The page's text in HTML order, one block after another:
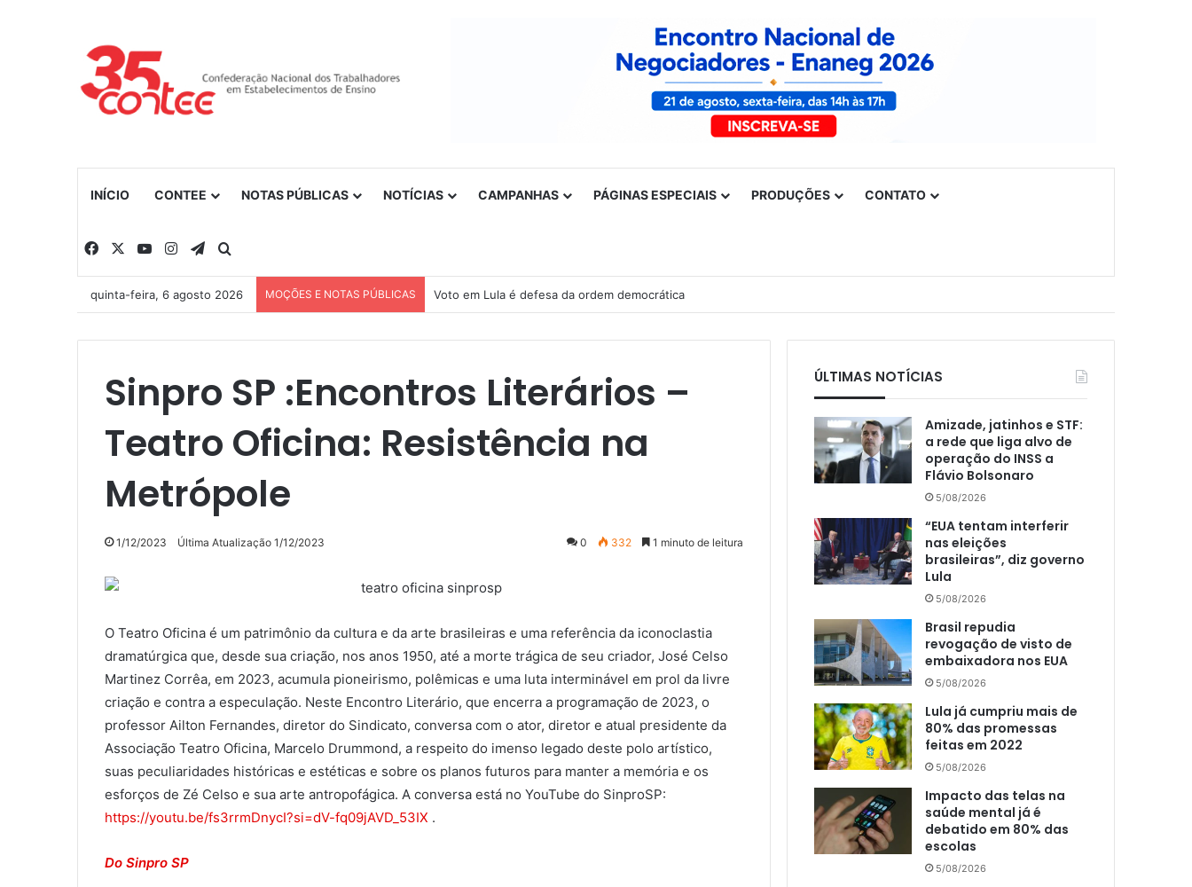
INÍCIO CONTEE NOTAS PÚBLICAS NOTÍCIAS CAMPANHAS PÁGINAS ESPECIAIS PRODUÇÕES CONTATO
Facebook YouTubeInstagramTelegram
quinta-feira, 6 agosto 2026 MOÇÕES E NOTAS PÚBLICAS Voto em Lula é defesa da ordem democrática
Sinpro SP :Encontros Literários –
Teatro Oficina: Resistência na
Metrópole
1/12/2023 Última Atualização 1/12/2023 0 332 1 minuto de leitura
O Teatro Oficina é um patrimônio da cultura e da arte brasileiras e uma referência da iconoclastia
dramatúrgica que, desde sua criação, nos anos 1950, até a morte trágica de seu criador, José Celso
Martinez Corrêa, em 2023, acumula pioneirismo, polêmicas e uma luta interminável em prol da livre
criação e contra a especulação. Neste Encontro Literário, que encerra a programação de 2023, o
professor Ailton Fernandes, diretor do Sindicato, conversa com o ator, diretor e atual presidente da
Associação Teatro Oficina, Marcelo Drummond, a respeito do imenso legado deste polo artístico,
suas peculiaridades históricas e estéticas e sobre os planos futuros para manter a memória e os
esforços de Zé Celso e sua arte antropofágica. A conversa está no YouTube do SinproSP:
https://youtu.be/fs3rrmDnycI?si=dV-fq09jAVD_ 53IX .
Do Sinpro SP
ÚLTIMAS NOTÍCIAS
Amizade, jatinhos e STF:
a rede que liga alvo de
operação do INSS a
Flávio Bolsonaro
5/08/2026
“EUA tentam interferir
nas eleições
brasileiras”, diz governo
Lula
5/08/2026
Brasil repudia
revogação de visto de
embaixadora nos EUA
5/08/2026
Lula já cumpriu mais de
80% das promessas
feitas em 2022
5/08/2026
Impacto das telas na
saúde mental já é
debatido em 80% das
escolas
5/08/2026